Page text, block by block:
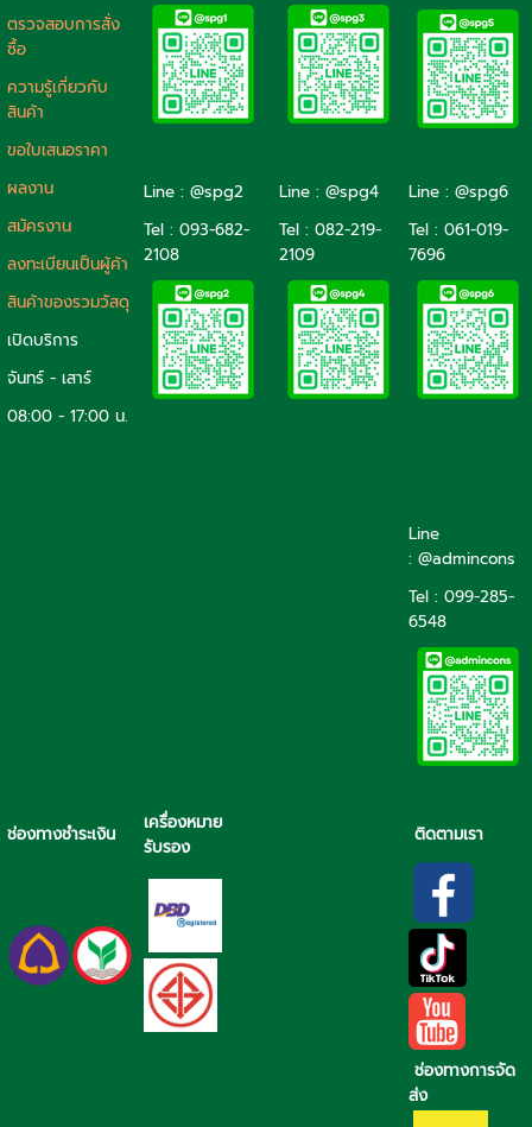
ตรวจสอบการสั่ง
ซื้อ
ความรู้เกี่ยวกับ
สินค้า
ขอใบเสนอราคา
ผลงาน
สมัครงาน
ลงทะเบียนเป็นผู้ค้า
สินค้าของรวมวัสดุ
เปิดบริการ
จันทร์ - เสาร์
08:00 - 17:00 น.
Line : @spg2
Tel : 093-682-
2108
Line : @spg4
Tel : 082-219-
2109
Line : @spg6
Tel : 061-019-
7696
Line
: @admincons
Tel : 099-285-
6548
ช่องทางชำระเงิน
เครื่องหมาย
รับรอง
ติดตามเรา
ช่องทางการจัด
ส่ง